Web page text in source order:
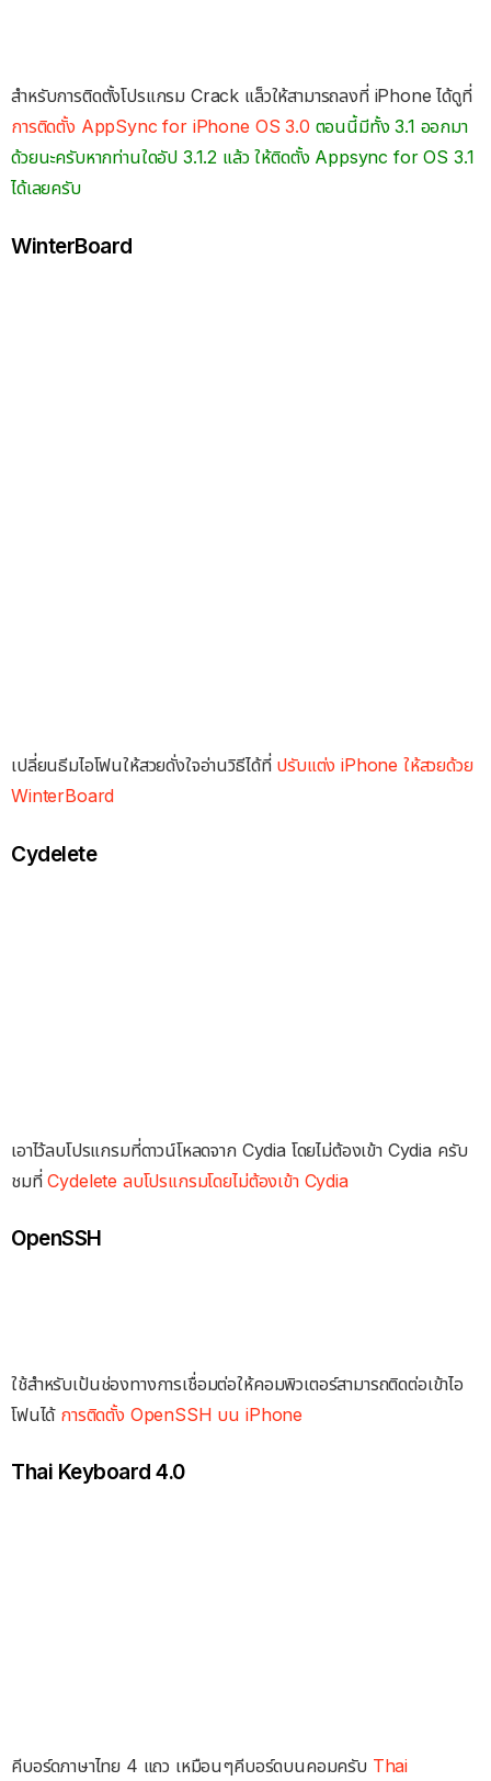
สำหรับการติดตั้งโปรแกรม Crack แล็วให้สามารถลงที่ iPhone ได้ดูที่
การติดตั้ง AppSync for iPhone OS 3.0 ตอนนี้มีทั้ง 3.1 ออกมา
ด้วยนะครับหากท่านใดอัป 3.1.2 แล้ว ให้ติดตั้ง Appsync for OS 3.1
ได้เลยครับ
WinterBoard
เปลี่ยนธีมไอโฟนให้สวยดั่งใจอ่านวิธีได้ที่ ปรับแต่ง iPhone ให้สวยด้วย
WinterBoard
Cydelete
เอาไว้ลบโปรแกรมที่ดาวน์โหลดจาก Cydia โดยไม่ต้องเข้า Cydia ครับ
ชมที่Cydelete ลบโปรแกรมโดยไม่ต้องเข้า Cydia
OpenSSH
ใช้สำหรับเป้นช่องทางการเชื่อมต่อให้คอมพิวเตอร์สามารถติดต่อเข้าไอ
โฟนได้ การติดตั้ง OpenSSH บน iPhone
Thai Keyboard 4.0
คีบอร์ดภาษาไทย 4 แถว เหมือนๆคีบอร์ดบนคอมครับ Thai